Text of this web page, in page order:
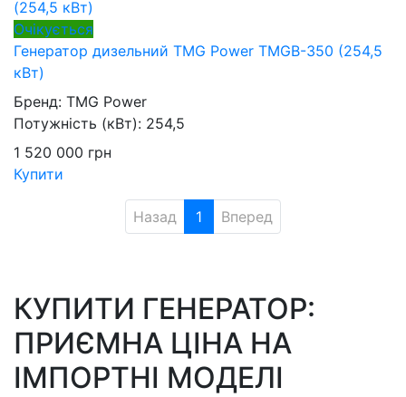
Очікується
Генератор дизельний TMG Power TMGB-350 (254,5
кВт)
Бренд: TMG Power
Потужність (кВт): 254,5
1 520 000 грн
Купити
Назад 1 Вперед
КУПИТИ ГЕНЕРАТОР:
ПРИЄМНА ЦІНА НА
ІМПОРТНІ МОДЕЛІ